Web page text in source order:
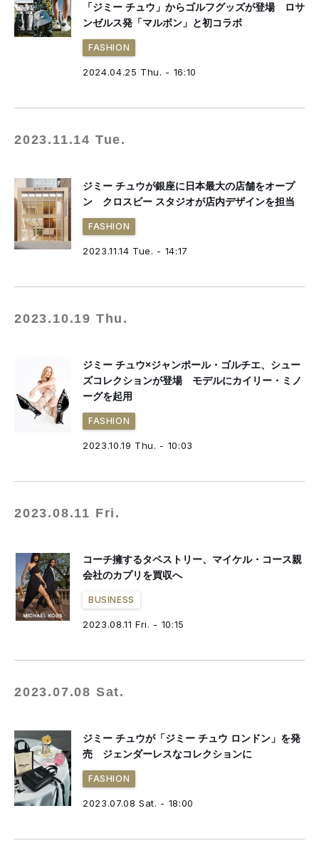
「ジミー チュウ」からゴルフグッズが登場 ロサ
ンゼルス発「マルボン」と初コラボ
FASHION
2024.04.25 Thu. - 16:10
2023.11.14 Tue.
ジミー チュウが銀座に日本最大の店舗をオープ
ン クロスビー スタジオが店内デザインを担当
FASHION
2023.11.14 Tue. - 14:17
2023.10.19 Thu.
ジミー チュウ×ジャンポール・ゴルチエ、シュー
ズコレクションが登場 モデルにカイリー・ミノ
ーグを起用
FASHION
2023.10.19 Thu. - 10:03
2023.08.11 Fri.
コーチ擁するタペストリー、マイケル・コース親
会社のカプリを買収へ
BUSINESS
2023.08.11 Fri. - 10:15
2023.07.08 Sat.
ジミー チュウが「ジミー チュウ ロンドン」を発
売 ジェンダーレスなコレクションに
FASHION
2023.07.08 Sat. - 18:00